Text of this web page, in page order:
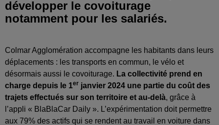
développer le covoiturage
notamment pour les salariés.
Colmar Agglomération accompagne les habitants dans leurs
déplacements : les transports en commun, le vélo et
désormais aussi le covoiturage. La collectivité prend en
charge depuis le 1er janvier 2024 une partie du coût des
trajets effectués sur son territoire et au-delà, grâce à
l’appli « BlaBlaCar Daily ». L’expérimentation doit permettre
aux 79% des actifs qui se rendent au travail en voiture dans